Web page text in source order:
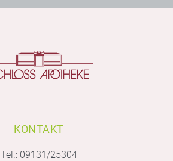
KONTAKT
Tel.: 09131/25304